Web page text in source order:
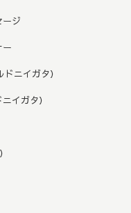
ジ
ー
ニイガタ）
イガタ）